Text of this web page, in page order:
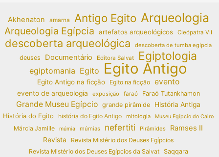
Akhenaton amarna Antigo Egito Arqueologia
Arqueologia Egípcia artefatos arqueológicos Cleópatra VII
descoberta arqueológica descoberta de tumba egípcia
deuses Documentário Editora Salvat Egiptologia
egiptomania Egito Egito Antigo
Egito Antigo na ficção Egito na ficção evento
evento de arqueologia exposição faraó Faraó Tutankhamon
Grande Museu Egípcio grande pirâmide
História Antiga
História do Egito
história do Egito Antigo mitologia Museu Egípcio do Cairo
Márcia Jamille múmia múmias nefertiti Pirâmides Ramses II
Revista
Revista Mistério dos Deuses Egípcios
Revista Mistério dos Deuses Egípcios da Salvat
Saqqara